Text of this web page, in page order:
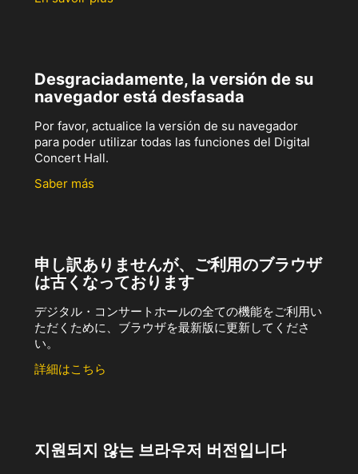
Desgraciadamente, la versión de su
navegador está desfasada
Por favor, actualice la versión de su navegador
para poder utilizar todas las funciones del Digital
Concert Hall.
Saber más
申し訳ありませんが、ご利用のブラウザ
は古くなっております
デジタル・コンサートホールの全ての機能をご利用い
ただくために、ブラウザを最新版に更新してくださ
い。
詳細はこちら
지원되지 않는 브라우저 버전입니다